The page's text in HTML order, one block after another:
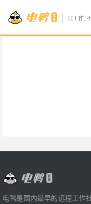
只工作,
电鸭是国内最早的远程工作